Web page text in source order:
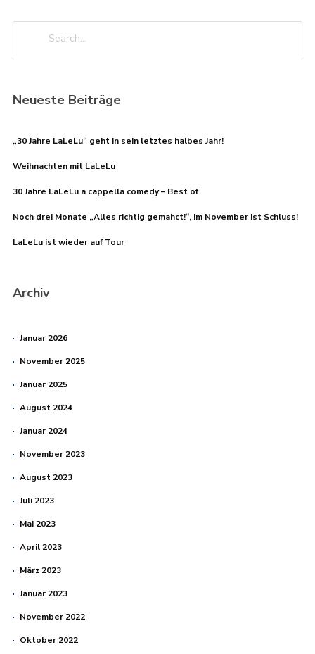
Neueste Beiträge
„30 Jahre LaLeLu“ geht in sein letztes halbes Jahr!
Weihnachten mit LaLeLu
30 Jahre LaLeLu a cappella comedy – Best of
Noch drei Monate „Alles richtig gemahct!“, im November ist Schluss!
LaLeLu ist wieder auf Tour
Archiv
Januar 2026
November 2025
Januar 2025
August 2024
Januar 2024
November 2023
August 2023
Juli 2023
Mai 2023
April 2023
März 2023
Januar 2023
November 2022
Oktober 2022